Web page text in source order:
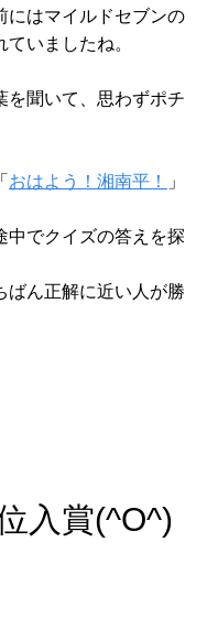
にはマイルドセブンの
いましたね。
を聞いて、思わずポチ
おはよう！湘南平！
」
中でクイズの答えを探
ばん正解に近い人が勝
入賞(^O^)